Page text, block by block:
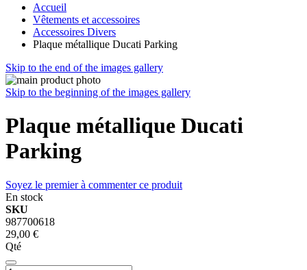
Accueil
Vêtements et accessoires
Accessoires Divers
Plaque métallique Ducati Parking
Skip to the end of the images gallery
Skip to the beginning of the images gallery
Plaque métallique Ducati
Parking
Soyez le premier à commenter ce produit
En stock
SKU
987700618
29,00 €
Qté